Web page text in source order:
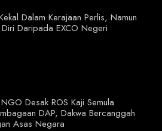
Dalam Kerajaan Perlis, Namun
Diri Daripada EXCO Negeri
Desak ROS Kaji Semula
DAP, Dakwa Bercanggah
Asas Negara